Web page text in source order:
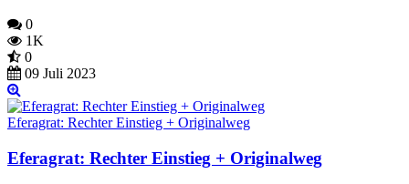
0
1K
0
09 Juli 2023
Eferagrat: Rechter Einstieg + Originalweg
Eferagrat: Rechter Einstieg + Originalweg